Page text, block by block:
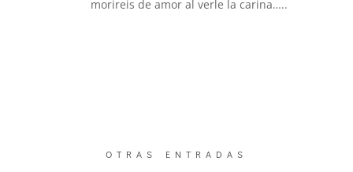
morireis de amor al verle la carina…..
OTRAS ENTRADAS